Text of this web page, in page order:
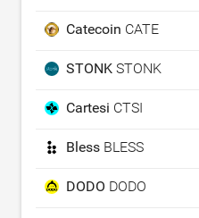
Catecoin CATE
STONK STONK
Cartesi CTSI
Bless BLESS
DODO DODO